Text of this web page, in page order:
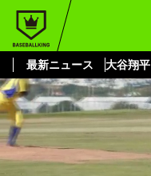
最新ニュース 大谷翔平